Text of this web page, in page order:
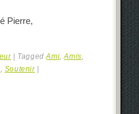
Pierre,
| TaggedAmi ,Amis
Soutenir |